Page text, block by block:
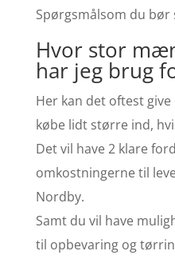
Spørgsmålsom du bør
Hvor stor
har jeg brug
Her kan det oftest
købe lidt større ind,
Det vil have 2 klare
omkostningerne til
Nordby.
Samt du vil have
til opbevaring og